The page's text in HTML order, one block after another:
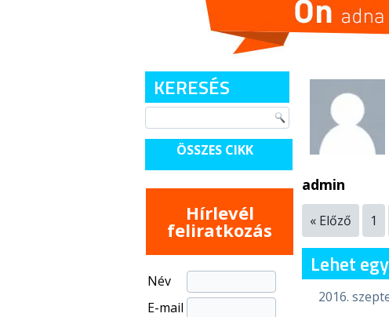
KERESÉS
ÖSSZES CIKK
Hírlevél
feliratkozás
Név
E-mail
admin
« Előző 1
Lehet
2016.